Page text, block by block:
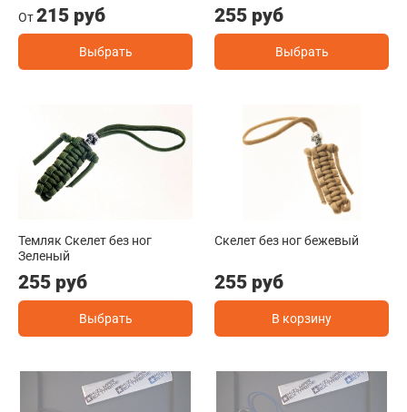
От215 руб
Выбрать
255 руб
Выбрать
Темляк Скелет без ног
Зеленый
255 руб
Выбрать
Скелет без ног бежевый
255 руб
В корзину